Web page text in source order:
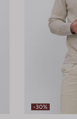
-30%